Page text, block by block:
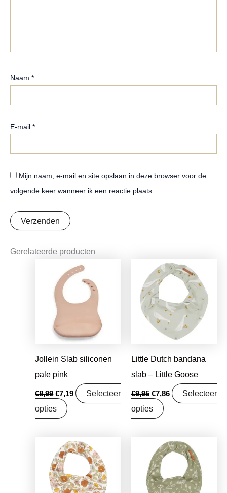
Naam *
E-mail *
Mijn naam, e-mail en site opslaan in deze browser voor de
volgende keer wanneer ik een reactie plaats.
Gerelateerde producten
Jollein Slab siliconen
pale pink
€8,99
prijs
was:
€8,99.
€7,19
prijs
€7,19.
Selecteer
opties
Little Dutch bandana
slab – Little Goose
€9,95
Oorspronkelijke
prijs
was:
€9,95.
€7,86
Huidige
prijs
€7,86.
Selecteer
opties
Oorspronkelijke
prijs
was:
€9,99.
Huidige
prijs
€7,89.
Oorspronkelijke
prijs
was:
€8,95.
Huidige
prijs
€7,07.